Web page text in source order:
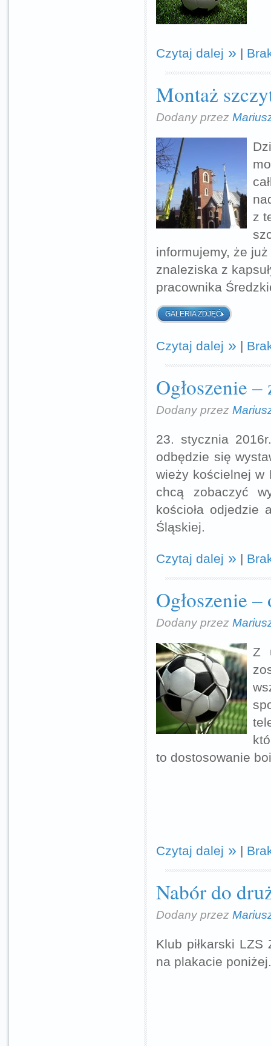
Czytaj dalej |
Montaż
Dodany przez
z
informujemy, że
znaleziska z
pracownika
GALERIA ZDJĘĆ
Czytaj dalej |
Ogłoszenie
Dodany przez
23. stycznia
odbędzie się
wieży kościelnej w
chcą zobaczyć
kościoła odjedzie
Śląskiej.
Czytaj dalej |
Ogłoszenie
Dodany przez
Z
to dostosowanie
Czytaj dalej |
Nabór do
Dodany przez
Klub piłkarski LZS
na plakacie poniżej.